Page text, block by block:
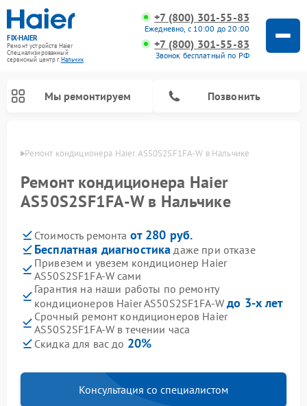
FIX-HAIER
Ремонт устройств Haier
Специализированный
cервисный центр г.Нальчик
+7 (800) 301-55-83
Ежедневно, с 10:00 до 20:00
+7 (800) 301-55-83
Звонок бесплатный по РФ
Мы ремонтируем Позвонить
Ремонт кондиционера Haier AS50S2SF1FA-W в Нальчике
Ремонт кондиционера Haier
AS50S2SF1FA-W в Нальчике
Стоимость ремонта от 280 руб.
Бесплатная диагностика даже при отказе
Привезем и увезем кондиционер Haier
AS50S2SF1FA-W сами
Гарантия на наши работы по ремонту
кондиционеров Haier AS50S2SF1FA-Wдо 3-х лет
Срочный ремонт кондиционеров Haier
AS50S2SF1FA-W в течении часа
Скидка для вас до 20%
Консультация со специалистом